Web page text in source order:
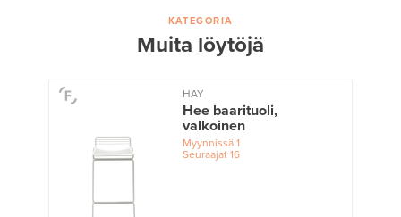
KATEGORIA
Muita löytöjä
HAY
Hee baarituoli,
valkoinen
Myynnissä1
Seuraajat 16